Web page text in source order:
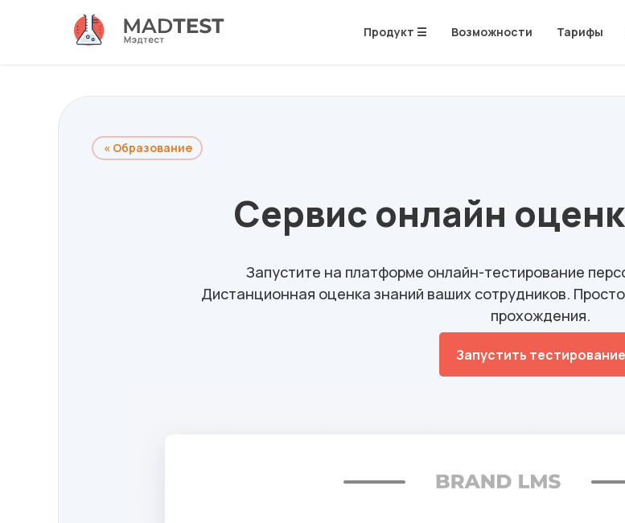
Продукт ☰ Возможности Тарифы
Сервис онлайн
Запустите на платформе онлайн-тестирование
Дистанционная оценка знаний ваших сотрудников.
прохождения.
Запустить тестирование
« Образование